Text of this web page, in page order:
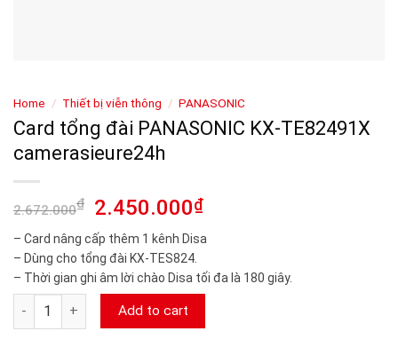
Home / Thiết bị viễn thông / PANASONIC
Card tổng đài PANASONIC KX-TE82491X
camerasieure24h
2.672.000₫ 2.450.000₫
– Card nâng cấp thêm 1 kênh Disa
– Dùng cho tổng đài KX-TES824.
– Thời gian ghi âm lời chào Disa tối đa là 180 giây.
Card tổng đài PANASONIC KX-TE82491X camerasieure24h
Add to cart